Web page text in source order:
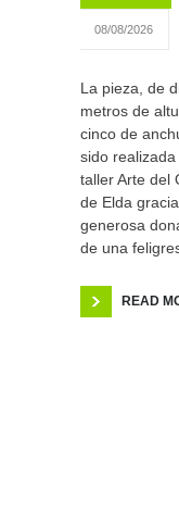
08/08/2026
La pieza, de
metros de
cinco de
sido
taller Arte del
de Elda
generosa
de una
READ